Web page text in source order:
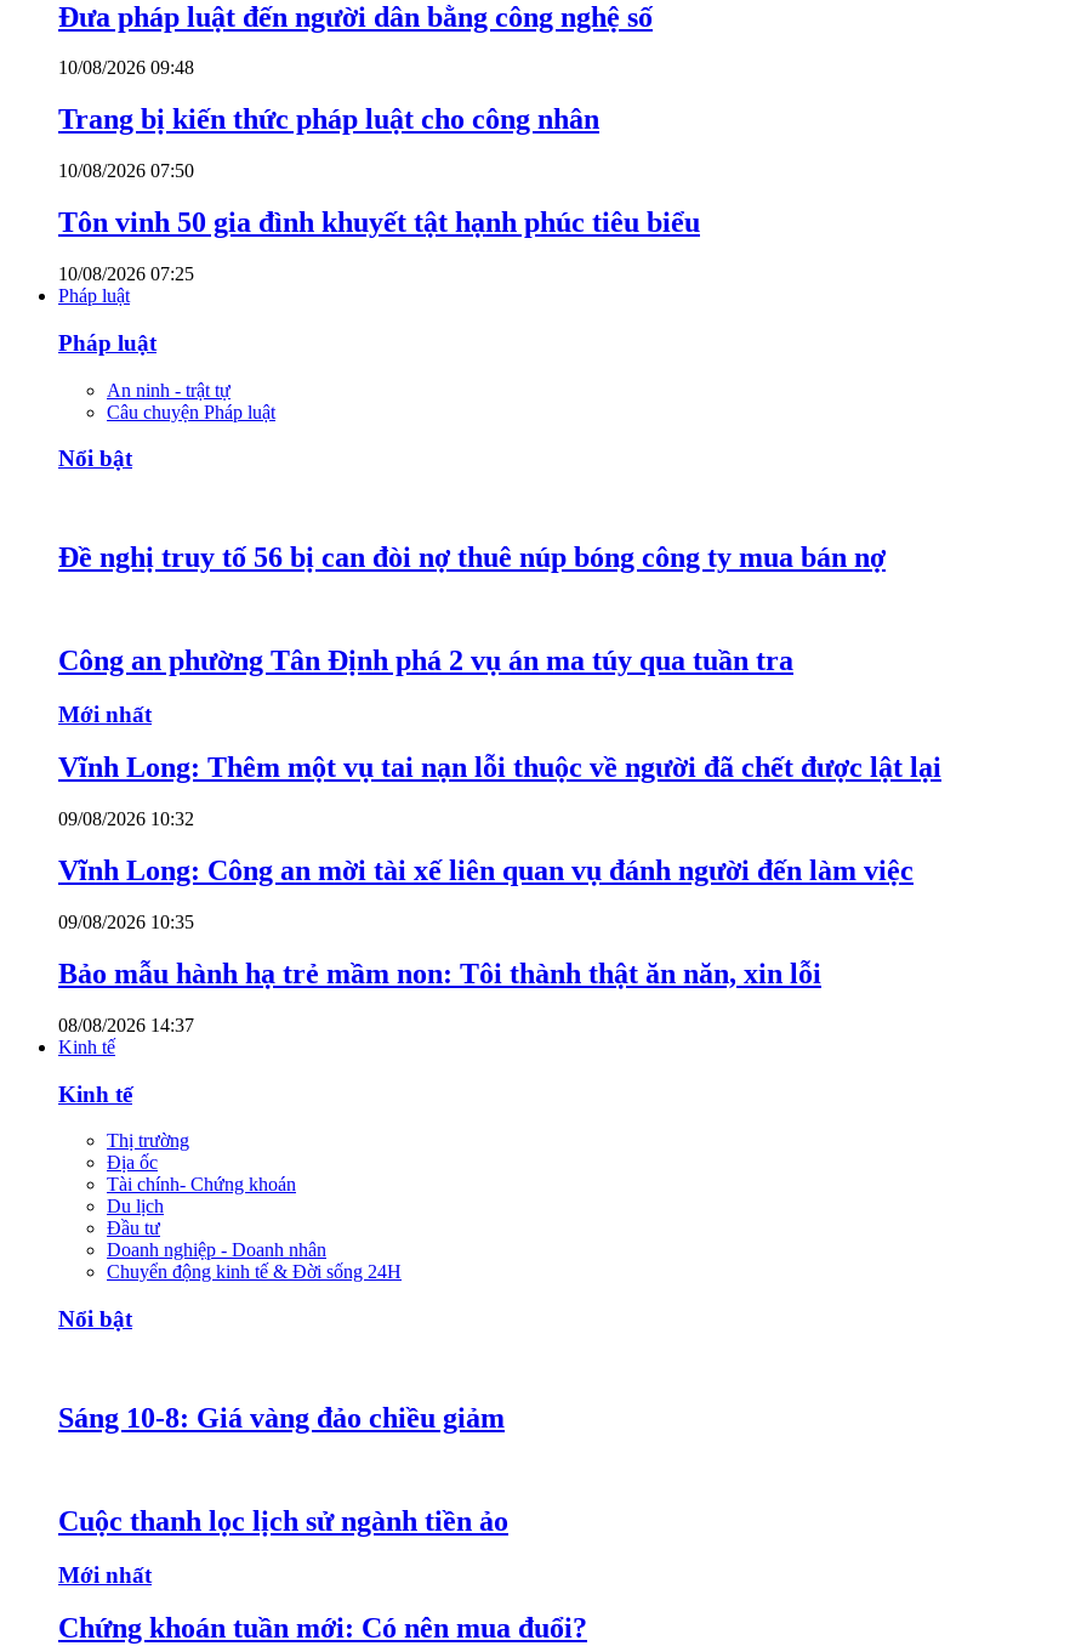
Đưa pháp luật đến người dân bằng công nghệ số
10/08/2026 09:48
Trang bị kiến thức pháp luật cho công nhân
10/08/2026 07:50
Tôn vinh 50 gia đình khuyết tật hạnh phúc tiêu biểu
10/08/2026 07:25
Pháp luật
Pháp luật
An ninh - trật tự
Câu chuyện Pháp luật
Nổi bật
Đề nghị truy tố 56 bị can đòi nợ thuê núp bóng công ty mua bán nợ
Công an phường Tân Định phá 2 vụ án ma túy qua tuần tra
Mới nhất
Vĩnh Long: Thêm một vụ tai nạn lỗi thuộc về người đã chết được lật lại
09/08/2026 10:32
Vĩnh Long: Công an mời tài xế liên quan vụ đánh người đến làm việc
09/08/2026 10:35
Bảo mẫu hành hạ trẻ mầm non: Tôi thành thật ăn năn, xin lỗi
08/08/2026 14:37
Kinh tế
Kinh tế
Thị trường
Địa ốc
Tài chính- Chứng khoán
Du lịch
Đầu tư
Doanh nghiệp - Doanh nhân
Chuyển động kinh tế & Đời sống 24H
Nổi bật
Sáng 10-8: Giá vàng đảo chiều giảm
Cuộc thanh lọc lịch sử ngành tiền ảo
Mới nhất
Chứng khoán tuần mới: Có nên mua đuổi?